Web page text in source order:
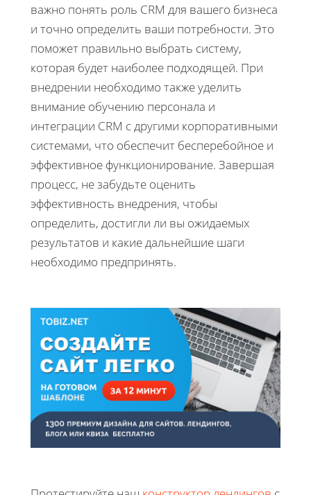
важно понять роль CRM для вашего бизнеса
и точно определить ваши потребности. Это
поможет правильно выбрать систему,
которая будет наиболее подходящей. При
внедрении необходимо также уделить
внимание обучению персонала и
интеграции CRM с другими корпоративными
системами, что обеспечит бесперебойное и
эффективное функционирование. Завершая
процесс, не забудьте оценить
эффективность внедрения, чтобы
определить, достигли ли вы ожидаемых
результатов и какие дальнейшие шаги
необходимо предпринять.